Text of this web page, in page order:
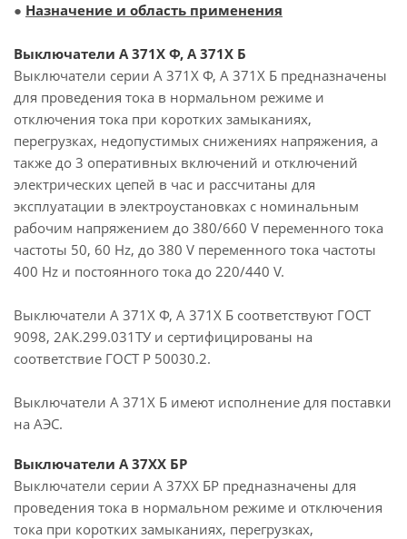
● Назначение и область применения
Выключатели А 371Х Ф, А 371Х Б
Выключатели серии А 371Х Ф, А 371Х Б предназначены
для проведения тока в нормальном режиме и
отключения тока при коротких замыканиях,
перегрузках, недопустимых снижениях напряжения, а
также до 3 оперативных включений и отключений
электрических цепей в час и рассчитаны для
эксплуатации в электроустановках с номинальным
рабочим напряжением до 380/660 V переменного тока
частоты 50, 60 Hz, до 380 V переменного тока частоты
400 Hz и постоянного тока до 220/440 V.
Выключатели А 371Х Ф, А 371Х Б соответствуют ГОСТ
9098, 2АК.299.031ТУ и сертифицированы на
соответствие ГОСТ Р 50030.2.
Выключатели А 371X Б имеют исполнение для поставки
на АЭС.
Выключатели А 37ХХ БР
Выключатели серии А 37ХХ БР предназначены для
проведения тока в нормальном режиме и отключения
тока при коротких замыканиях, перегрузках,